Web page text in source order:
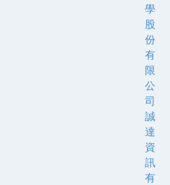
學
股
份
有
限
公
司
誠
達
資
訊
有